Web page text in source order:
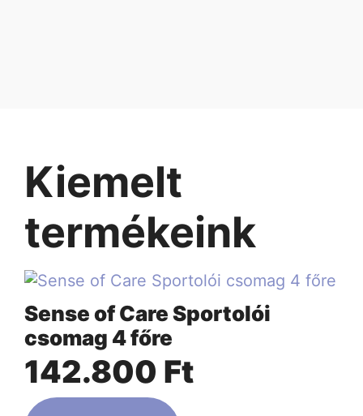
Kiemelt
termékeink
Sense of Care Sportolói
csomag 4 főre
142.800 Ft